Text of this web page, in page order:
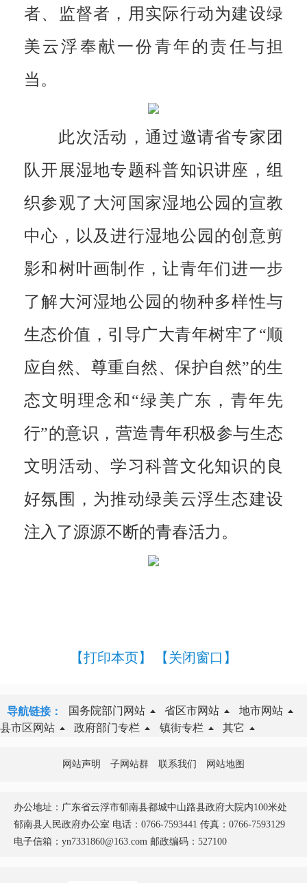
者、监督者，用实际行动为建设绿
美云浮奉献一份青年的责任与担
当。
此次活动，通过邀请省专家团
队开展湿地专题科普知识讲座，组
织参观了大河国家湿地公园的宣教
中心，以及进行湿地公园的创意剪
影和树叶画制作，让青年们进一步
了解大河湿地公园的物种多样性与
生态价值，引导广大青年树牢了“顺
应自然、尊重自然、保护自然”的生
态文明理念和“绿美广东，青年先
行”的意识，营造青年积极参与生态
文明活动、学习科普文化知识的良
好氛围，为推动绿美云浮生态建设
注入了源源不断的青春活力。
【打印本页】 【关闭窗口】
导航链接： 国务院部门网站 省区市网站
地市网站
县市区网站
政府部门专栏 镇街专栏 其它
网站声明 子网站群 联系我们 网站地图
办公地址：广东省云浮市郁南县都城中山路县政府大院内100米处
郁南县人民政府办公室 电话：0766-7593441 传真：0766-7593129
电子信箱：yn7331860@163.com 邮政编码：527100